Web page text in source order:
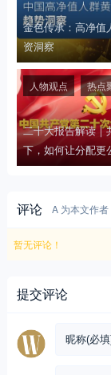
金色传承：高净值
资洞察
二十大报告解读｜
下，如何让分配更
人物观点 热点
评论 A 为本文作
暂无评论！
提交评论